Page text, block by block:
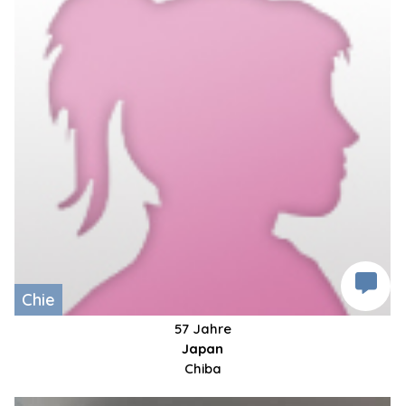
Chie
57 Jahre
Japan
Chiba